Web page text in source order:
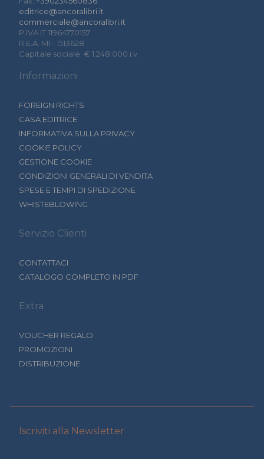
editrice@ancoralibri.it
commerciale@ancoralibri.it
P.IVA IT 11964770157
R.E.A. MI - 1513628
Capitale sociale: € 1.248.000 i.v.
Informazioni
FOREIGN RIGHTS
CASA EDITRICE
INFORMATIVA SULLA PRIVACY
COOKIE POLICY
GESTIONE COOKIE
CONDIZIONI GENERALI DI VENDITA
SPESE E TEMPI DI SPEDIZIONE
WHISTEBLOWING
Servizio Clienti
CONTATTACI
CATALOGO COMPLETO IN PDF
Extra
VOUCHER REGALO
PROMOZIONI
DISTRIBUZIONE
Iscriviti alla Newsletter